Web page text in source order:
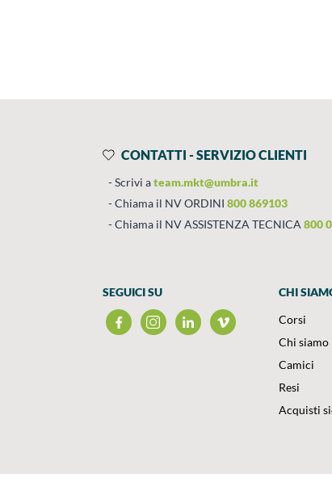
CONTATTI - SERVIZIO CLIENTI
Scrivi ateam.mkt@umbra.it
Chiama il NV ORDINI 800 869103
Chiama il NV ASSISTENZA TECNICA 800
SEGUICI SU
CHI
Corsi
Chi siamo
Camici
Resi
Acquisti